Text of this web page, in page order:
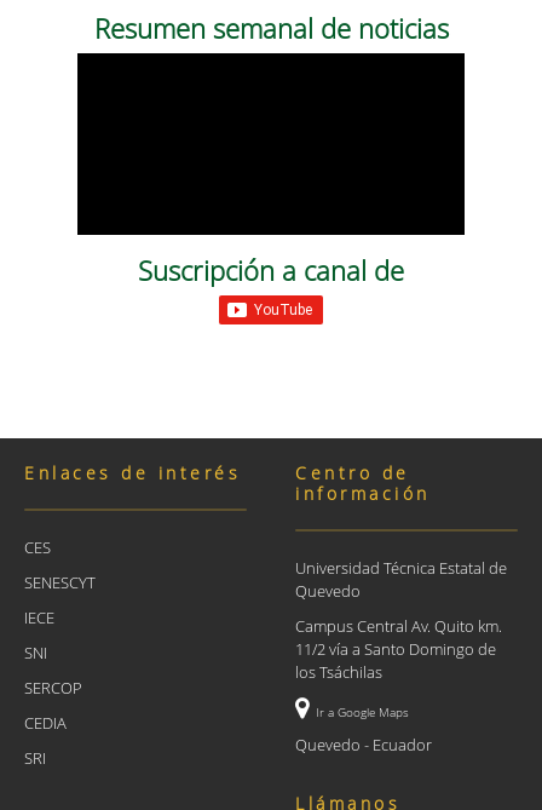
Resumen semanal de noticias
Suscripción a canal de
Enlaces de interés
CES
SENESCYT
IECE
SNI
SERCOP
CEDIA
SRI
Centro de
información
Universidad Técnica Estatal de
Quevedo
Campus Central Av. Quito km.
11/2 vía a Santo Domingo de
los Tsáchilas
Ir a Google Maps
Quevedo - Ecuador
Llámanos